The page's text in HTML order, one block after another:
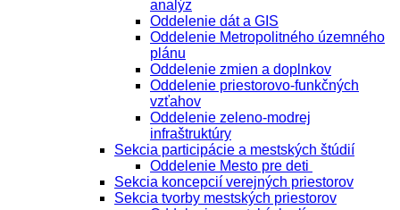
analýz
Oddelenie dát a GIS
Oddelenie Metropolitného územného
plánu
Oddelenie zmien a doplnkov
Oddelenie priestorovo-funkčných
vzťahov
Oddelenie zeleno-modrej
infraštruktúry
Sekcia participácie a mestských štúdií
Oddelenie Mesto pre deti
Sekcia koncepcií verejných priestorov
Sekcia tvorby mestských priestorov